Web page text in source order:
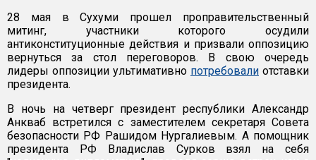
28 мая в Сухуми прошел проправительственный
митинг, участники которого осудили
антиконституционные действия и призвали оппозицию
вернуться за стол переговоров. В свою очередь
лидеры оппозиции ультимативно потребовали отставки
президента.
В ночь на четверг президент республики Александр
Анкваб встретился с заместителем секретаря Совета
безопасности РФ Рашидом Нургалиевым. А помощник
президента РФ Владислав Сурков взял на себя